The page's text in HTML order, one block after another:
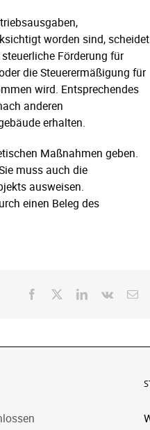
worden sind, scheidet
Förderung für
die Steuerermäßigung für
wird. Entsprechendes
anderen
erhalten.
Maßnahmen geben.
muss auch die
ausweisen.
einen Beleg des
Facebook LinkedIn
Vk
E-